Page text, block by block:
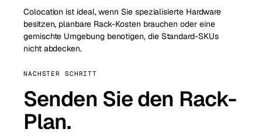
Colocation ist ideal, wenn Sie spezialisierte Hardware
besitzen, planbare Rack-Kosten brauchen oder eine
gemischte Umgebung benotigen, die Standard-SKUs
nicht abdecken.
NACHSTER SCHRITT
Senden Sie den Rack-
Plan.